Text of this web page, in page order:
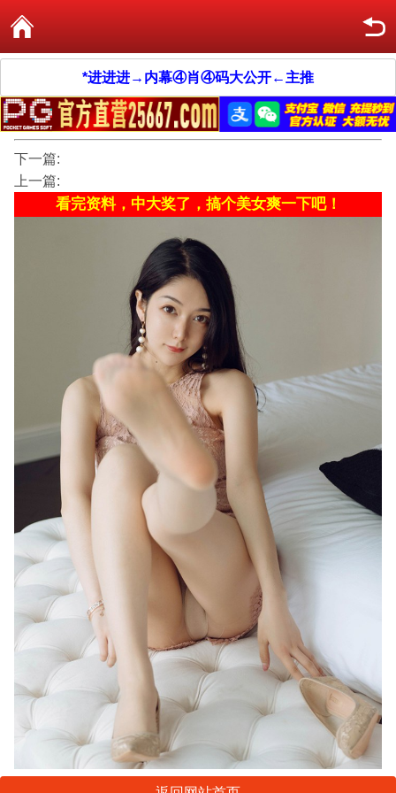
*进进进→内幕④肖④码大公开←主推
下一篇:
上一篇:
看完资料，中大奖了，搞个美女爽一下吧！